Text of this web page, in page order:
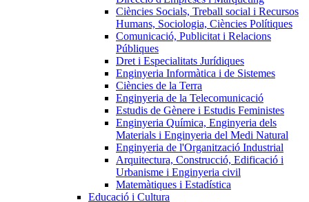
Ciències Socials, Treball social i Recursos
Humans, Sociologia, Ciències Polítiques
Comunicació, Publicitat i Relacions
Públiques
Dret i Especialitats Jurídiques
Enginyeria Informàtica i de Sistemes
Ciències de la Terra
Enginyeria de la Telecomunicació
Estudis de Gènere i Estudis Feministes
Enginyeria Química, Enginyeria dels
Materials i Enginyeria del Medi Natural
Enginyeria de l'Organització Industrial
Arquitectura, Construcció, Edificació i
Urbanisme i Enginyeria civil
Matemàtiques i Estadística
Educació i Cultura